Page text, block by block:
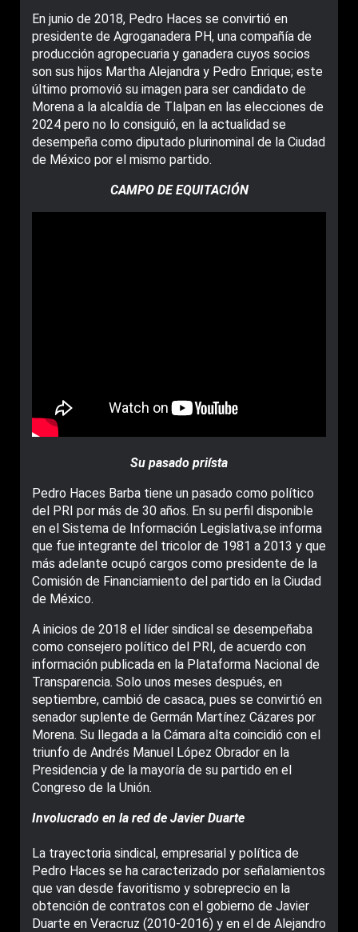
En junio de 2018, Pedro Haces se convirtió en
presidente de Agroganadera PH, una compañía de
producción agropecuaria y ganadera cuyos socios
son sus hijos Martha Alejandra y Pedro Enrique; este
último promovió su imagen para ser candidato de
Morena a la alcaldía de Tlalpan en las elecciones de
2024 pero no lo consiguió, en la actualidad se
desempeña como diputado plurinominal de la Ciudad
de México por el mismo partido.
CAMPO DE EQUITACIÓN
Su pasado priísta
Pedro Haces Barba tiene un pasado como político
del PRI por más de 30 años. En su perfil disponible
en el Sistema de Información Legislativa,se informa
que fue integrante del tricolor de 1981 a 2013 y que
más adelante ocupó cargos como presidente de la
Comisión de Financiamiento del partido en la Ciudad
de México.
A inicios de 2018 el líder sindical se desempeñaba
como consejero político del PRI, de acuerdo con
información publicada en la Plataforma Nacional de
Transparencia. Solo unos meses después, en
septiembre, cambió de casaca, pues se convirtió en
senador suplente de Germán Martínez Cázares por
Morena. Su llegada a la Cámara alta coincidió con el
triunfo de Andrés Manuel López Obrador en la
Presidencia y de la mayoría de su partido en el
Congreso de la Unión.
Involucrado en la red de Javier Duarte
La trayectoria sindical, empresarial y política de
Pedro Haces se ha caracterizado por señalamientos
que van desde favoritismo y sobreprecio en la
obtención de contratos con el gobierno de Javier
Duarte en Veracruz (2010-2016) y en el de Alejandro